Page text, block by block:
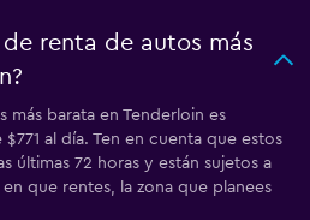
renta de autos más
más barata en Tenderloin es
al día. Ten en cuenta que estos
últimas 72 horas y están sujetos a
que rentes, la zona que planees